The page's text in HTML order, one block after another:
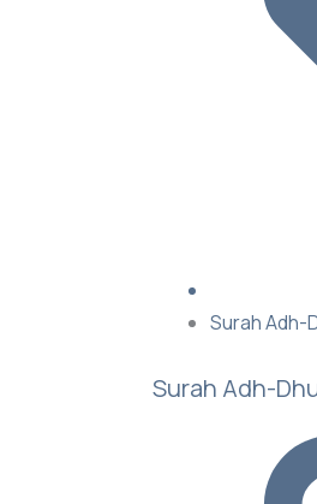
Surah Adh-
Surah Adh-